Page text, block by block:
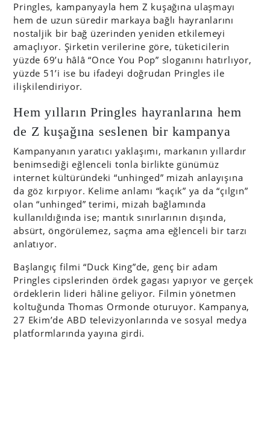
Pringles, kampanyayla hem Z kuşağına ulaşmayı
hem de uzun süredir markaya bağlı hayranlarını
nostaljik bir bağ üzerinden yeniden etkilemeyi
amaçlıyor. Şirketin verilerine göre, tüketicilerin
yüzde 69’u hâlâ “Once You Pop” sloganını hatırlıyor,
yüzde 51’i ise bu ifadeyi doğrudan Pringles ile
ilişkilendiriyor.
Hem yılların Pringles hayranlarına hem
de Z kuşağına seslenen bir kampanya
Kampanyanın yaratıcı yaklaşımı, markanın yıllardır
benimsediği eğlenceli tonla birlikte günümüz
internet kültüründeki “unhinged” mizah anlayışına
da göz kırpıyor. Kelime anlamı “kaçık” ya da “çılgın”
olan “unhinged” terimi, mizah bağlamında
kullanıldığında ise; mantık sınırlarının dışında,
absürt, öngörülemez, saçma ama eğlenceli bir tarzı
anlatıyor.
Başlangıç filmi “Duck King”de, genç bir adam
Pringles cipslerinden ördek gagası yapıyor ve gerçek
ördeklerin lideri hâline geliyor. Filmin yönetmen
koltuğunda Thomas Ormonde oturuyor. Kampanya,
27 Ekim’de ABD televizyonlarında ve sosyal medya
platformlarında yayına girdi.